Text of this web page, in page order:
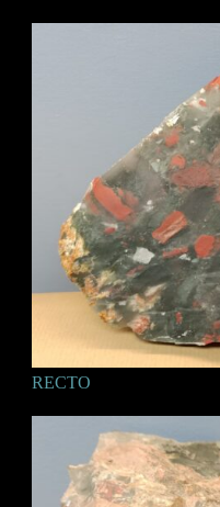
RECTO